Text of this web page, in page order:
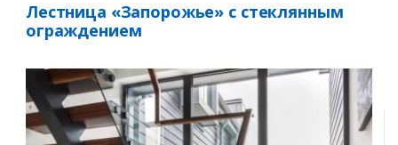
Лестница «Запорожье» с стеклянным
ограждением